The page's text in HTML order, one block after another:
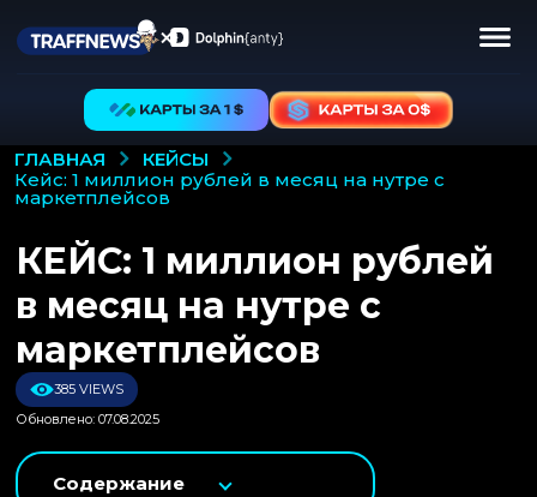
ГЛАВНАЯ
КЕЙСЫ
кейс: 1 миллион рублей в месяц на нутре с
маркетплейсов
КЕЙС: 1 миллион рублей
в месяц на нутре с
маркетплейсов
385 VIEWS
Обновлено: 07.08.2025
Содержание